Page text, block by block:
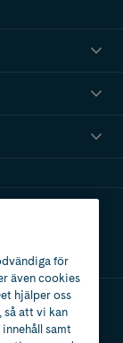
för
även cookies
hjälper oss
så att vi kan
samt